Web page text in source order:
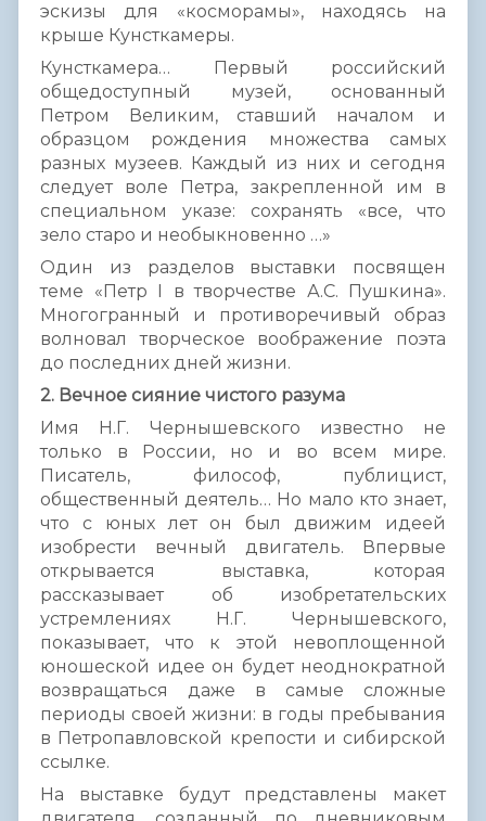
эскизы для «косморамы», находясь на
крыше Кунсткамеры.
Кунсткамера… Первый российский
общедоступный музей, основанный
Петром Великим, ставший началом и
образцом рождения множества самых
разных музеев. Каждый из них и сегодня
следует воле Петра, закрепленной им в
специальном указе: сохранять «все, что
зело старо и необыкновенно …»
Один из разделов выставки посвящен
теме «Петр I в творчестве А.С. Пушкина».
Многогранный и противоречивый образ
волновал творческое воображение поэта
до последних дней жизни.
2. Вечное сияние чистого разума
Имя Н.Г. Чернышевского известно не
только в России, но и во всем мире.
Писатель, философ, публицист,
общественный деятель… Но мало кто знает,
что с юных лет он был движим идеей
изобрести вечный двигатель. Впервые
открывается выставка, которая
рассказывает об изобретательских
устремлениях Н.Г. Чернышевского,
показывает, что к этой невоплощенной
юношеской идее он будет неоднократной
возвращаться даже в самые сложные
периоды своей жизни: в годы пребывания
в Петропавловской крепости и сибирской
ссылке.
На выставке будут представлены макет